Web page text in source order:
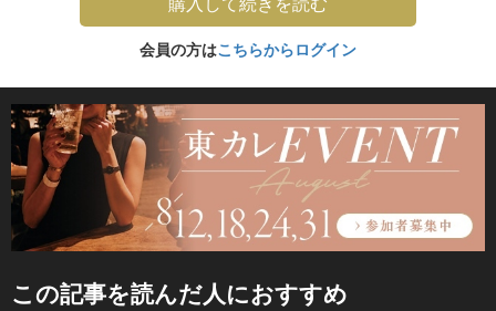
会員の方はこちらからログイン
この記事を読んだ人におすすめ